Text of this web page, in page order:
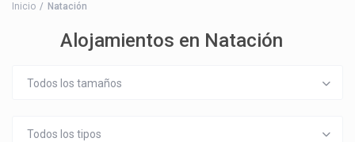
Inicio Natación
Alojamientos en Natación
Todos los tamaños
Todos los tipos